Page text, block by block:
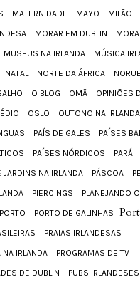
MATERNIDADE MAYO MILÃO
MORAR EM DUBLIN
MUSEUS NA IRLANDA
MÚSICA
NATAL NORTE DA ÁFRICA
O BLOG OMÃ
OPINIÕES
OSLO
OUTONO NA IRLANDA
PAÍS DE GALES
PAÍSES
PAÍSES NÓRDICOS PARÁ
JARDINS NA IRLANDA
PÁSCOA
PIERCINGS
PLANEJANDO
PORTO PORTO DE GALINHAS
PRAIAS IRLANDESAS
NA IRLANDA
PROGRAMAS DE TV
DE DUBLIN
PUBS IRLANDESES